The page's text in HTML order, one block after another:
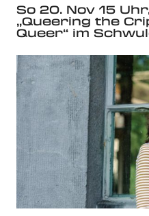
So 20. Nov 15
„Queering the
Queer“ im